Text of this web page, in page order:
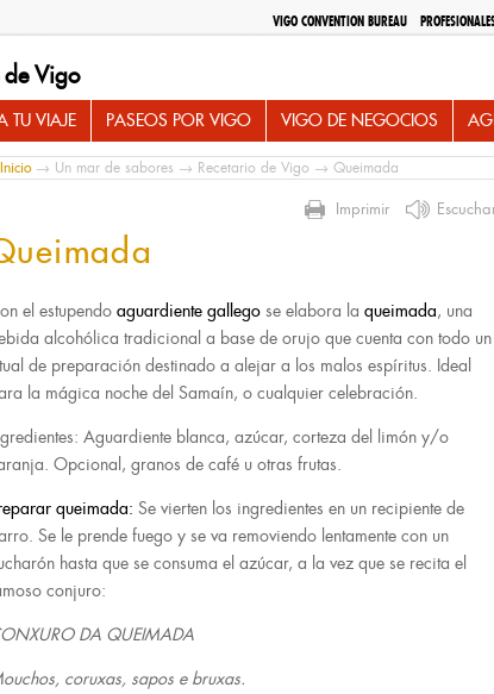
VIGO CONVENTION BUREAU
de Vigo
TU VIAJE PASEOS POR VIGO VIGO DE NEGOCIOS
Inicio→ Un mar de sabores → Recetario de Vigo → Queimada
Imprimir
el estupendo aguardiente gallego se elabora la queimada, una
alcohólica tradicional a base de orujo que cuenta con todo un
de preparación destinado a alejar a los malos espíritus. Ideal
la mágica noche del Samaín, o cualquier celebración.
Aguardiente blanca, azúcar, corteza del limón y/o
Opcional, granos de café u otras frutas.
queimada: Se vierten los ingredientes en un recipiente de
Se le prende fuego y se va removiendo lentamente con un
hasta que se consuma el azúcar, a la vez que se recita el
conjuro:
DA QUEIMADA
coruxas, sapos e bruxas.